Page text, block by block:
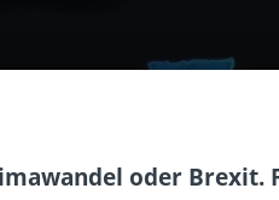
oder Brexit.